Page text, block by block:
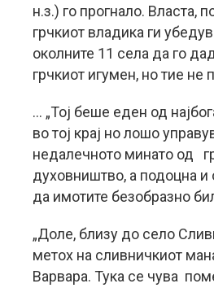
н.з.) го прогнало. Власта,
грчкиот владика ги
околните 11 села да го
грчкиот игумен, но тие не
… „Тој беше еден од
во тој крај но лошо
недалечното минато од
духовништво, а подоцна и
да имотите безобразно
„Доле, близу до село
метох на сливничкиот
Варвара. Тука се чува